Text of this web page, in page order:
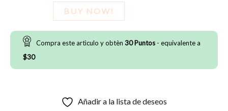
BUY NOW!
Compra este artìculo y obtèn 30Puntos - equivalente a
$30
Añadir a la lista de deseos